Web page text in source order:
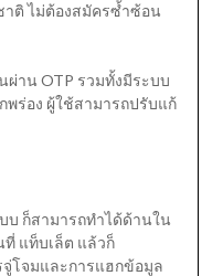
าติ ไม่ต้องสมัครซ้ำซ้อน
ผ่าน OTP รวมทั้งมีระบบ
ร่อง ผู้ใช้สามารถปรับแก้
บ ก็สามารถทำได้ด้านใน
แท็บเล็ต แล้วก็
จู่โจมและการแฮกข้อมูล